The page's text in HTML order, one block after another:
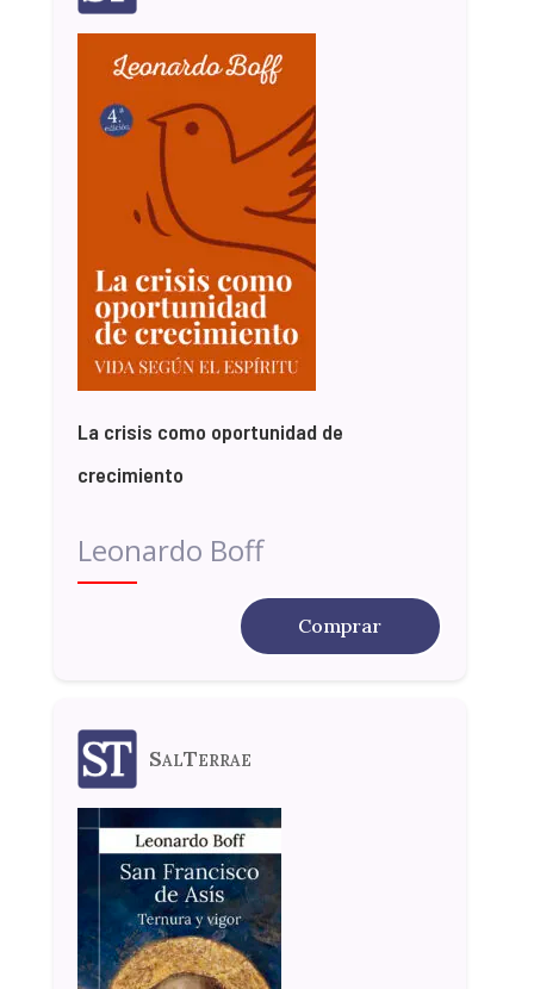
La crisis como oportunidad de
crecimiento
Leonardo Boff
Comprar
SalTerrae